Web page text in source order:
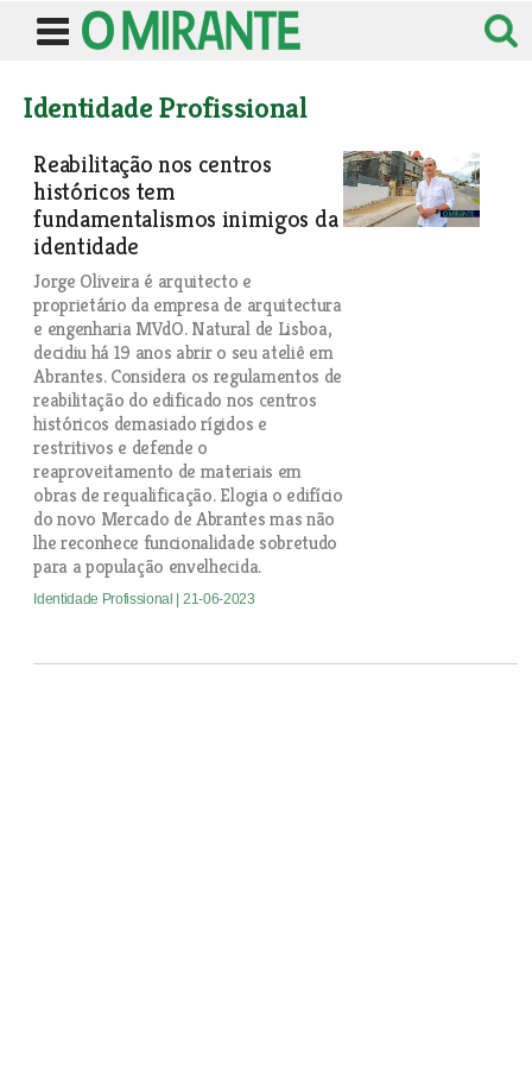
Identidade Profissional
Reabilitação nos centros
históricos tem
fundamentalismos inimigos da
identidade
Jorge Oliveira é arquitecto e
proprietário da empresa de arquitectura
e engenharia MVdO. Natural de Lisboa,
decidiu há 19 anos abrir o seu ateliê em
Abrantes. Considera os regulamentos de
reabilitação do edificado nos centros
históricos demasiado rígidos e
restritivos e defende o
reaproveitamento de materiais em
obras de requalificação. Elogia o edifício
do novo Mercado de Abrantes mas não
lhe reconhece funcionalidade sobretudo
para a população envelhecida.
Identidade Profissional | 21-06-2023